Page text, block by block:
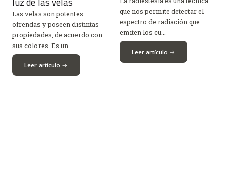
Las velas son potentes
ofrendas y poseen distintas
propiedades, de acuerdo con
sus colores. Es un...
Leer artículo
que nos permite detectar el
espectro de radiación que
emiten los cu...
Leer artículo